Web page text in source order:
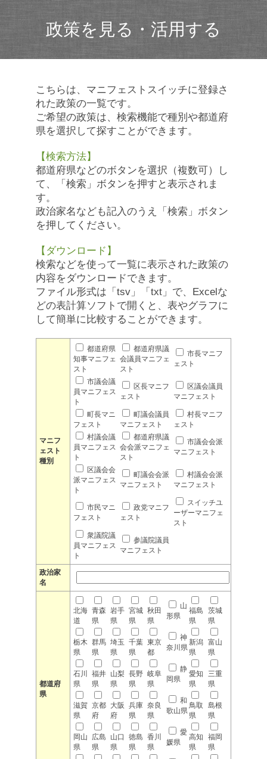
政策を見る・活用する
こちらは、マニフェストスイッチに登録さ
れた政策の一覧です。
ご希望の政策は、検索機能で種別や都道府
県を選択して探すことができます。
【検索方法】
都道府県などのボタンを選択（複数可）し
て、「検索」ボタンを押すと表示されま
す。
政治家名なども記入のうえ「検索」ボタン
を押してください。
【ダウンロード】
検索などを使って一覧に表示された政策の
内容をダウンロードできます。
ファイル形式は「tsv」「txt」で、Excelな
どの表計算ソフトで開くと、表やグラフに
して簡単に比較することができます。
マニフ
ェスト
種別
都道府県
知事マニフェ
スト
都道府県議
会議員マニフェ
スト
市長マニフ
ェスト
市議会議
員マニフェス
ト
区長マニフ
ェスト
区議会議員
マニフェスト
町長マニ
フェスト
町議会議員
マニフェスト
村長マニフ
ェスト
村議会議
員マニフェス
ト
都道府県議
会会派マニフェ
スト
市議会会派
マニフェスト
区議会会
派マニフェス
ト
町議会会派
マニフェスト
村議会会派
マニフェスト
市民マニ
フェスト
政党マニフ
ェスト
スイッチユ
ーザーマニフェ
スト
衆議院議
員マニフェス
ト
参議院議員
マニフェスト
政治家
名
都道府
県
北海
道
青森
県
岩手
県
宮城
県
秋田
県
山
形県
福島
県
茨城
県
栃木
県
群馬
県
埼玉
県
千葉
県
東京
都
神
奈川県
新潟
県
富山
県
石川
県
福井
県
山梨
県
長野
県
岐阜
県
静
岡県
愛知
県
三重
県
滋賀
県
京都
府
大阪
府
兵庫
県
奈良
県
和
歌山県
鳥取
県
島根
県
岡山
県
広島
県
山口
県
徳島
県
香川
県
愛
媛県
高知
県
福岡
県